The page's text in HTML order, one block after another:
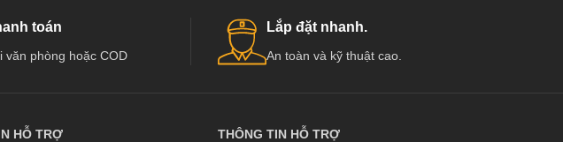
toán
văn phòng hoặc COD
Lắp đặt nhanh.
An toàn và kỹ thuật cao.
HỖ TRỢ THÔNG TIN HỖ TRỢ